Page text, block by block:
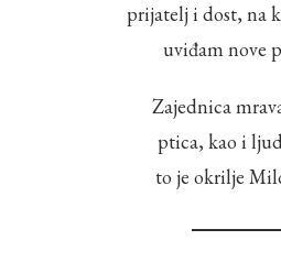
prijatelj i dost, na
uviđam nove
Zajednica
ptica, kao i
to je okrilje